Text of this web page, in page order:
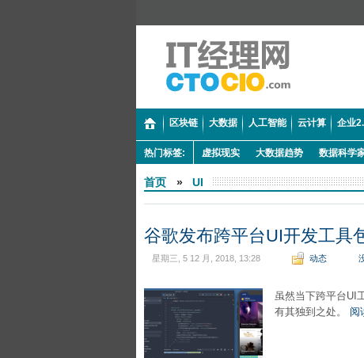
区块链 大数据 人工智能 云计算 企业
热门标签: 虚拟现实 大数据趋势 数据科学
首页 » UI
谷歌发布跨平台UI开发工具
星期三, 5 12 月, 2018, 13:28 动态
虽然当下跨平台UI
有其独到之处。 阅